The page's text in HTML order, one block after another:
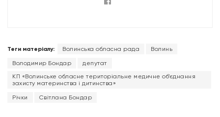
Теги матеріалу: Волинська обласна рада Волинь
Володимир Бондар
депутат
КП «Волинське обласне територіальне медичне об’єднання
захисту материнства і дитинства»
Річки Світлана Бондар